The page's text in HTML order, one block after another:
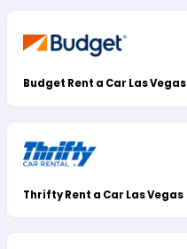
Budget Rent a Car Las Vegas
Thrifty Rent a Car Las Vegas